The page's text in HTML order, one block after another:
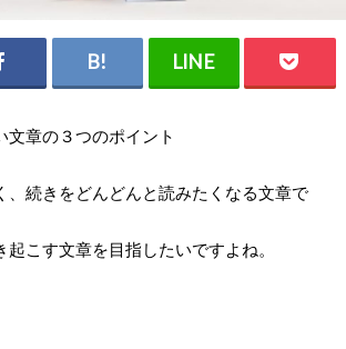
文章の３つのポイント
、続きをどんどんと読みたくなる文章で
こす文章を目指したいですよね。